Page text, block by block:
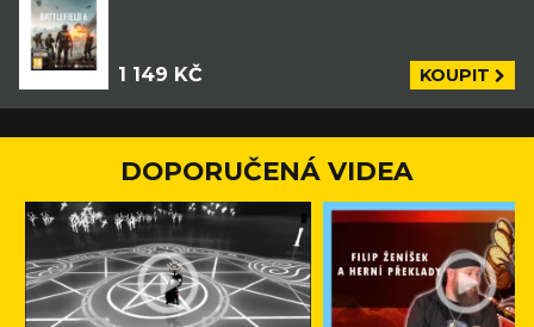
1 149 KČ KOUPIT
DOPORUČENÁ VIDEA